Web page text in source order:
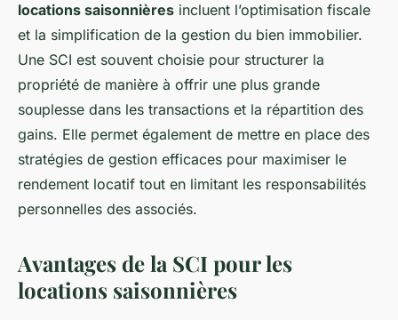
locations saisonnières incluent l’optimisation fiscale
et la simplification de la gestion du bien immobilier.
Une SCI est souvent choisie pour structurer la
propriété de manière à offrir une plus grande
souplesse dans les transactions et la répartition des
gains. Elle permet également de mettre en place des
stratégies de gestion efficaces pour maximiser le
rendement locatif tout en limitant les responsabilités
personnelles des associés.
Avantages de la SCI pour les
locations saisonnières